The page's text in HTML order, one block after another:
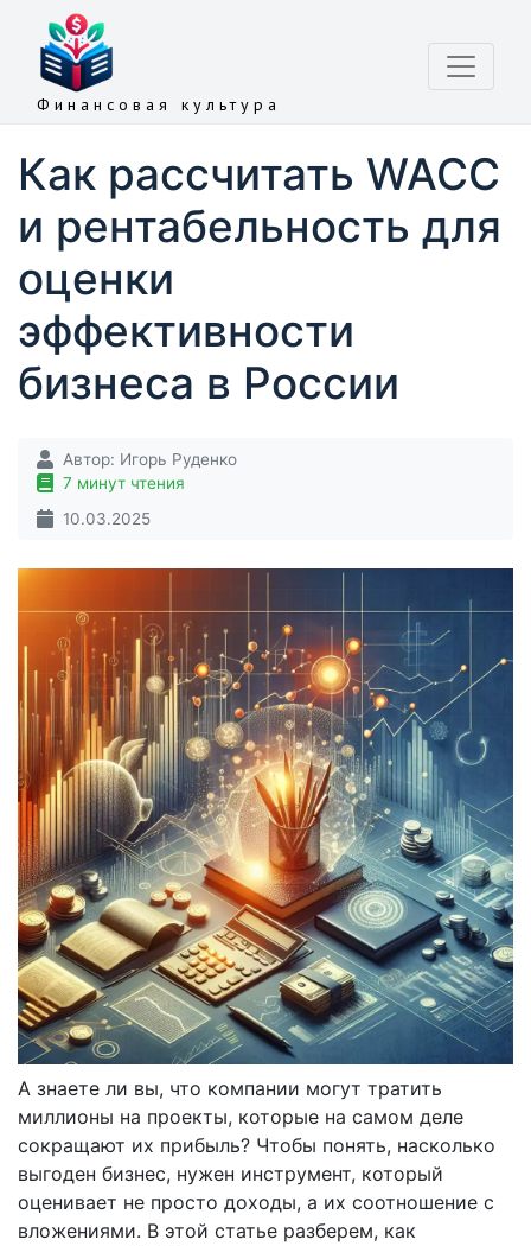
Финансовая культура
Как рассчитать WACC
и рентабельность для
оценки
эффективности
бизнеса в России
Автор: Игорь Руденко
7 минут чтения
10.03.2025
А знаете ли вы, что компании могут тратить
миллионы на проекты, которые на самом деле
сокращают их прибыль? Чтобы понять, насколько
выгоден бизнес, нужен инструмент, который
оценивает не просто доходы, а их соотношение с
вложениями. В этой статье разберем, как